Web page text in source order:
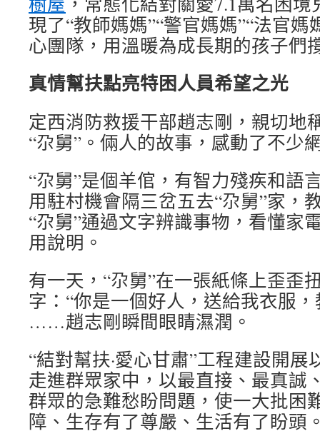
現了“教師媽媽”“警官媽媽”“法官
心團隊，用溫暖為成長期的孩子們
真情幫扶點亮特困人員希望之光
定西消防救援干部趙志剛，親切地
“尕舅”。倆人的故事，感動了不少
“尕舅”是個羊倌，有智力殘疾和語
用駐村機會隔三岔五去“尕舅”家，
“尕舅”通過文字辨識事物，看懂家
用說明。
有一天，“尕舅”在一張紙條上歪歪
字：“你是一個好人，送給我衣服
……趙志剛瞬間眼睛濕潤。
“結對幫扶·愛心甘肅”工程建設開
走進群眾家中，以最直接、最真誠
群眾的急難愁盼問題，使一大批困
障、生存有了尊嚴、生活有了盼頭